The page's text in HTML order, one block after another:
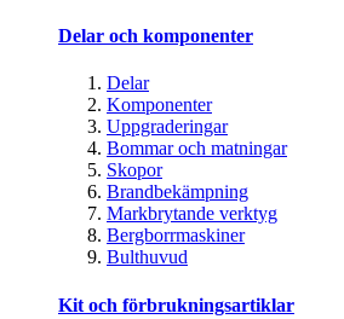
Delar och komponenter
Delar
Komponenter
Uppgraderingar
Bommar och matningar
Skopor
Brandbekämpning
Markbrytande verktyg
Bergborrmaskiner
Bulthuvud
Kit och förbrukningsartiklar